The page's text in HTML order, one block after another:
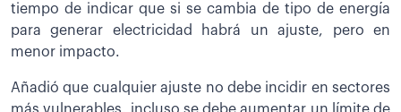
tiempo de indicar que si se cambia de tipo de energía
para generar electricidad habrá un ajuste, pero en
menor impacto.
Añadió que cualquier ajuste no debe incidir en sectores